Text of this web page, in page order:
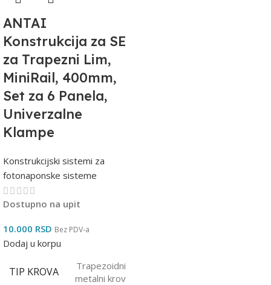
ANTAI
Konstrukcija za SE
za Trapezni Lim,
MiniRail, 400mm,
Set za 6 Panela,
Univerzalne
Klampe
Konstrukcijski sistemi za
fotonaponske sisteme
Dostupno na upit
10.000 RSD Bez PDV-a
Dodaj u korpu
TIP KROVA
Trapezoidni
metalni krov